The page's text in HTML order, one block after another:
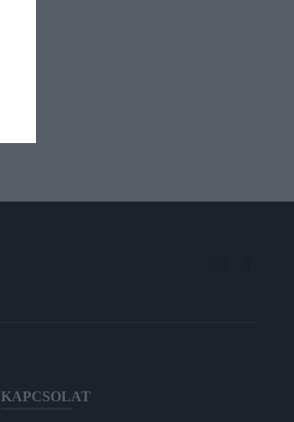
KAPCSOLAT